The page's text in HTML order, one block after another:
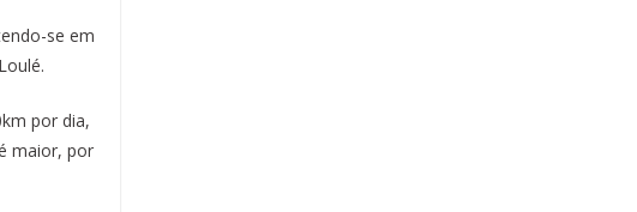
se em
por dia,
maior, por